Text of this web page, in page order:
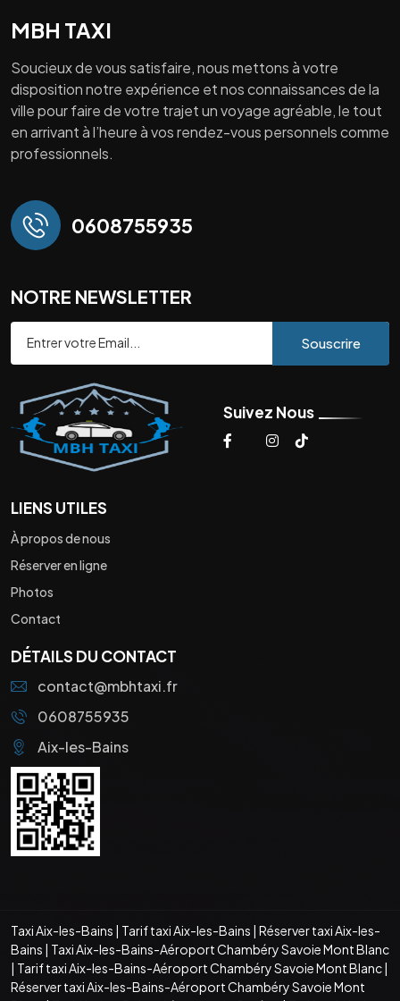
MBH TAXI
Soucieux de vous satisfaire, nous mettons à votre
disposition notre expérience et nos connaissances de la
ville pour faire de votre trajet un voyage agréable, le tout
en arrivant à l’heure à vos rendez-vous personnels comme
professionnels.
0608755935
NOTRE NEWSLETTER
Souscrire
Suivez Nous
LIENS UTILES
À propos de nous
Réserver en ligne
Photos
Contact
DÉTAILS DU CONTACT
contact@mbhtaxi.fr
0608755935
Aix-les-Bains
Taxi Aix-les-Bains | Tarif taxi Aix-les-Bains | Réserver taxi Aix-les-
Bains | Taxi Aix-les-Bains-Aéroport Chambéry Savoie Mont Blanc
| Tarif taxi Aix-les-Bains-Aéroport Chambéry Savoie Mont Blanc|
Réserver taxi Aix-les-Bains-Aéroport Chambéry Savoie Mont